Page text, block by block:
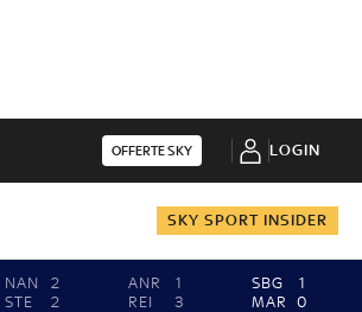
OFFERTE SKY LOGIN
SKY SPORT INSIDER
NAN
2
STE
2
ANR
1
REI
3
SBG
1
MAR
0